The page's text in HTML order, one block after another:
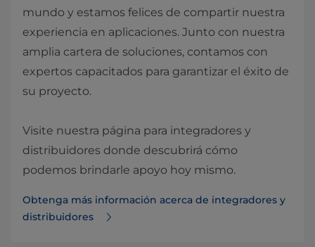
mundo y estamos felices de compartir nuestra
experiencia en aplicaciones. Junto con nuestra
amplia cartera de soluciones, contamos con
expertos capacitados para garantizar el éxito de
su proyecto.
Visite nuestra página para integradores y
distribuidores donde descubrirá cómo
podemos brindarle apoyo hoy mismo.
Obtenga más información acerca de integradores y
distribuidores